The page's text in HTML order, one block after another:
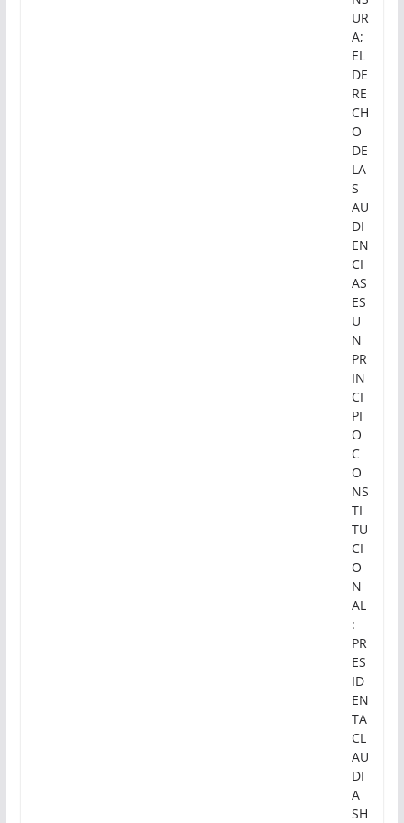
UR
A;
EL
DE
RE
CH
O
DE
LA
S
AU
DI
EN
CI
AS
ES
U
N
PR
IN
CI
PI
O
C
O
NS
TI
TU
CI
O
N
AL
:
PR
ES
ID
EN
TA
CL
AU
DI
A
SH